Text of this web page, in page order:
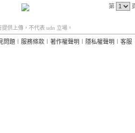
第
供上傳，不代表 udn 立場。
問題 服務條款 著作權聲明 隱私權聲明 客服